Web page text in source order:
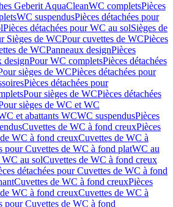
Geberit AquaCleanWC completsPièces
WC suspendusPièces détachées pour
Pièces détachées pour WC au solSièges de
Sièges de WCPour cuvettes de WCPièces
de WCPanneaux designPièces
designPour WC completsPièces détachées
sièges de WCPièces détachées pour
Pièces détachées pour
Pour sièges de WCPièces détachées
sièges de WC et WC
et abattants WCWC suspendusPièces
Cuvettes de WC à fond creuxPièces
WC à fond creuxCuvettes de WC à
pour Cuvettes de WC à fond platWC au
WC au solCuvettes de WC à fond creux
détachées pour Cuvettes de WC à fond
Cuvettes de WC à fond creuxPièces
WC à fond creuxCuvettes de WC à
pour Cuvettes de WC à fond